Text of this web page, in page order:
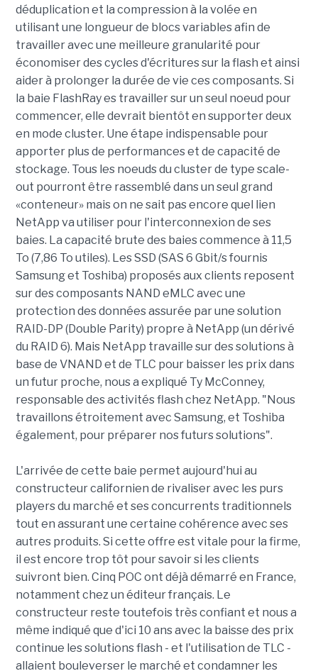
déduplication et la compression à la volée en
utilisant une longueur de blocs variables afin de
travailler avec une meilleure granularité pour
économiser des cycles d'écritures sur la flash et ainsi
aider à prolonger la durée de vie ces composants. Si
la baie FlashRay es travailler sur un seul noeud pour
commencer, elle devrait bientôt en supporter deux
en mode cluster. Une étape indispensable pour
apporter plus de performances et de capacité de
stockage. Tous les noeuds du cluster de type scale-
out pourront être rassemblé dans un seul grand
«conteneur» mais on ne sait pas encore quel lien
NetApp va utiliser pour l'interconnexion de ses
baies. La capacité brute des baies commence à 11,5
To (7,86 To utiles). Les SSD (SAS 6 Gbit/s fournis
Samsung et Toshiba) proposés aux clients reposent
sur des composants NAND eMLC avec une
protection des données assurée par une solution
RAID-DP (Double Parity) propre à NetApp (un dérivé
du RAID 6). Mais NetApp travaille sur des solutions à
base de VNAND et de TLC pour baisser les prix dans
un futur proche, nous a expliqué Ty McConney,
responsable des activités flash chez NetApp. "Nous
travaillons étroitement avec Samsung, et Toshiba
également, pour préparer nos futurs solutions".
L'arrivée de cette baie permet aujourd'hui au
constructeur californien de rivaliser avec les purs
players du marché et ses concurrents traditionnels
tout en assurant une certaine cohérence avec ses
autres produits. Si cette offre est vitale pour la firme,
il est encore trop tôt pour savoir si les clients
suivront bien. Cinq POC ont déjà démarré en France,
notamment chez un éditeur français. Le
constructeur reste toutefois très confiant et nous a
même indiqué que d'ici 10 ans avec la baisse des prix
continue les solutions flash - et l'utilisation de TLC -
allaient bouleverser le marché et condamner les